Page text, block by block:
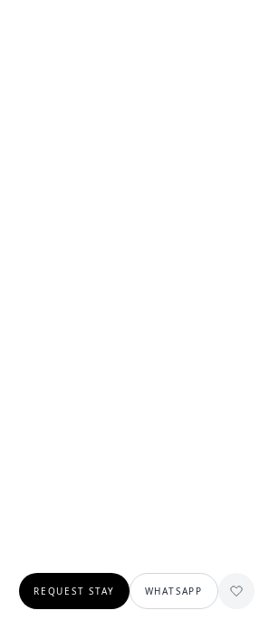
REQUEST STAY WHATSAPP